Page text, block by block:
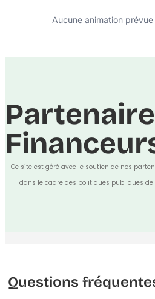
Aucune animation
Ce site est géré avec le soutien de nos
dans le cadre des politiques publiques
Questions